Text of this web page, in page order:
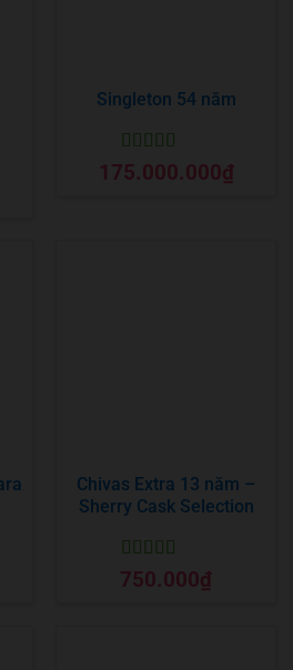
Singleton 54 năm
Được xếp
hạng5 5 sao
175.000.000₫
Chivas Extra 13 năm –
Sherry Cask Selection
Được xếp
hạng55 sao
750.000₫